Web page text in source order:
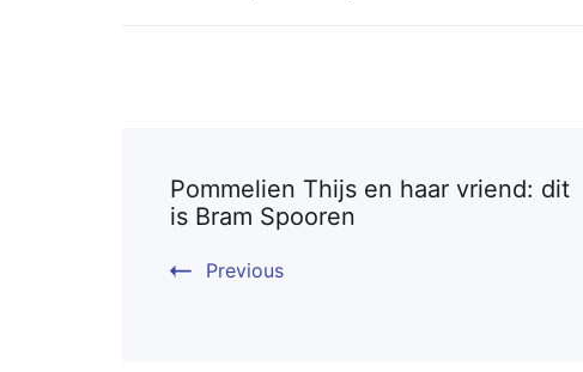
Navigation
Pommelien Thijs en haar vriend: dit
is Bram Spooren
Previous